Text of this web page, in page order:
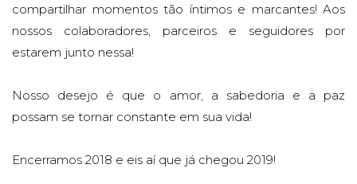
compartilhar momentos tão íntimos e marcantes! Aos
nossos colaboradores, parceiros e seguidores por
estarem junto nessa!
Nosso desejo é que o amor, a sabedoria e a paz
possam se tornar constante em sua vida!
Encerramos 2018 e eis aí que já chegou 2019!